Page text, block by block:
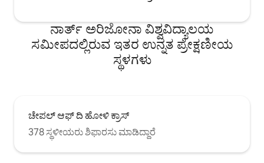
ನಾರ್ತ್ ಅರಿಜೋನಾ ವಿಶ್ವವಿದ್ಯಾಲಯ
ಸಮೀಪದಲ್ಲಿರುವ ಇತರ ಉನ್ನತ ಪ್ರೇಕ್ಷಣೀಯ
ಸ್ಥಳಗಳು
ಚೇಪಲ್ ಆಫ್ ದಿ ಹೋಳಿ ಕ್ರಾಸ್
378 ಸ್ಥಳೀಯರು ಶಿಫಾರಸು ಮಾಡಿದ್ದಾರೆ